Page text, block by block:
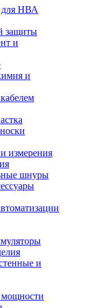
НВА
защиты
и
и
измерения
шнуры
и
мощности